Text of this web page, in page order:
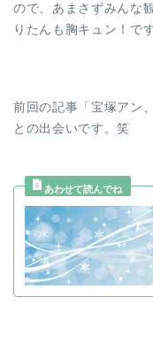
ので、あまさずみんな
りたんも胸キュン！で
前回の記事「宝塚アン
との出会いです。笑